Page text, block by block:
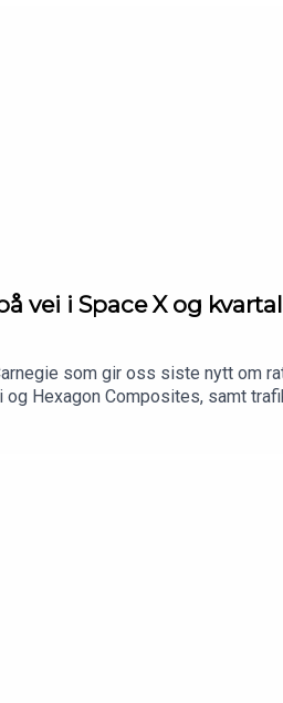
vei i Space X og
som gir oss siste nytt om
Hexagon Composites, samt
en stor bunke aksjer i